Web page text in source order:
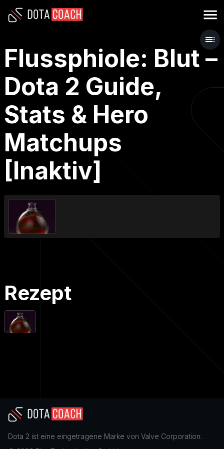
Flussphiole: Blut –
Dota 2 Guide,
Stats & Hero
Matchups
[Inaktiv]
Rezept
Dota 2 ist eine eingetragene Marke von Valve Corporation.